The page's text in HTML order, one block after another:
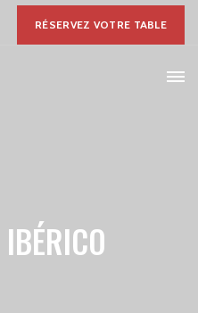
RÉSERVEZ VOTRE TABLE